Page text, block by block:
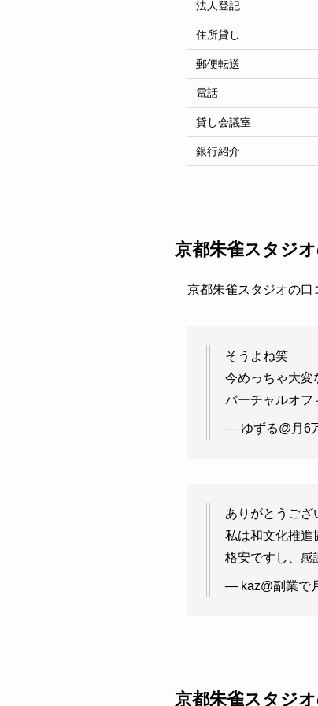
法人登記
住所貸し
郵便転送
電話
貸し会議室
銀行紹介
京都朱雀スタジ
京都朱雀スタジオの口
そうよね笑
今めっちゃ大変
バーチャルオフ
— ゆずる@月6
ありがとうござ
私は和文化推進
格安ですし、感
— kaz@副業で
京都朱雀スタジ